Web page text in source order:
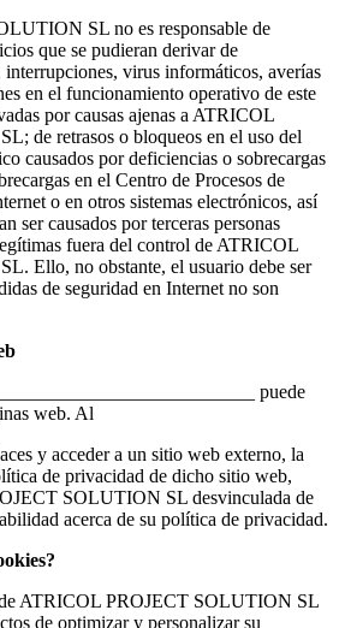
SL no es responsable de
que se pudieran derivar de
virus informáticos, averías
en el funcionamiento operativo de este
por causas ajenas a ATRICOL
de retrasos o bloqueos en el uso del
causados por deficiencias o sobrecargas
en el Centro de Procesos de
o en otros sistemas electrónicos, así
ser causados por terceras personas
fuera del control de ATRICOL
Ello, no obstante, el usuario debe ser
de seguridad en Internet no son
puede
web. Al
y acceder a un sitio web externo, la
de privacidad de dicho sitio web,
SOLUTION SL desvinculada de
acerca de su política de privacidad.
ATRICOL PROJECT SOLUTION SL
de optimizar y personalizar su